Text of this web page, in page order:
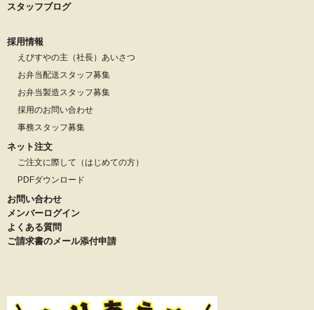
スタッフブログ
採用情報
えびすやの主（社長）あいさつ
お弁当配送スタッフ募集
お弁当製造スタッフ募集
採用のお問い合わせ
事務スタッフ募集
ネット注文
ご注文に際して（はじめての方）
PDFダウンロード
お問い合わせ
メンバーログイン
よくある質問
ご請求書のメール添付申請